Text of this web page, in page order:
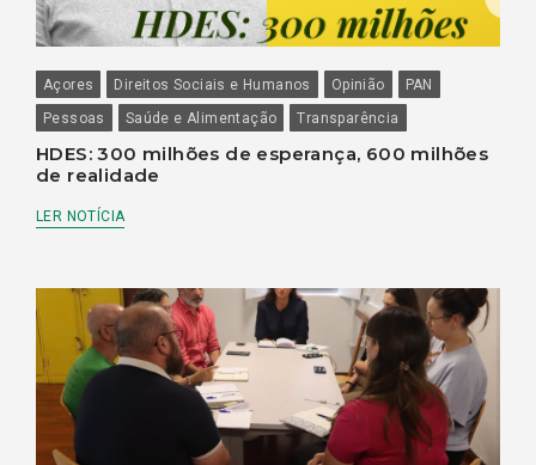
Açores Direitos Sociais e Humanos Opinião
PAN
Pessoas
Saúde e Alimentação Transparência
HDES: 300 milhões de esperança, 600 milhões
de realidade
LER NOTÍCIA